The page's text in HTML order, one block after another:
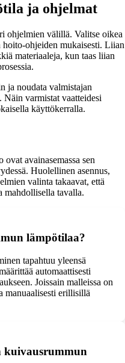
ja ohjelmat
ohjelmien välillä. Valitse oikea
ohjeiden mukaisesti. Liian
materiaaleja, kun taas liian
ja noudata valmistajan
varmistat vaatteidesi
käyttökerralla.
avainasemassa sen
Huolellinen asennus,
valinta takaavat, että
mahdollisella tavalla.
lämpötilaa?
tapahtuu yleensä
automaattisesti
Joissain malleissa on
manuaalisesti erillisillä
kuivausrummun